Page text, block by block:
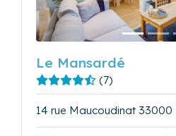
Le Mansardé
(7)
14 rue Maucoudinat